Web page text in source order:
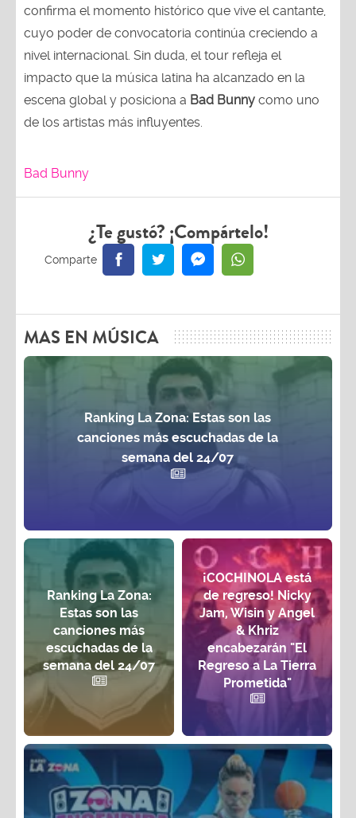
confirma el momento histórico que vive el cantante,
cuyo poder de convocatoria continúa creciendo a
nivel internacional. Sin duda, el tour refleja el
impacto que la música latina ha alcanzado en la
escena global y posiciona a Bad Bunny como uno
de los artistas más influyentes.
Bad Bunny
¿Te gustó? ¡Compártelo!
MAS EN MÚSICA
Ranking La Zona: Estas son las
canciones más escuchadas de la
semana del 24/07
Ranking La Zona:
Estas son las
canciones más
escuchadas de la
semana del 24/07
¡COCHINOLA está
de regreso! Nicky
Jam, Wisin y Angel
& Khriz
encabezarán "El
Regreso a La Tierra
Prometida"